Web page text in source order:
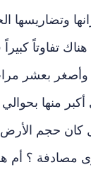
وتضاريسها
تفاوتاً
وأصغر بعشر
كان حجم الأرض
مصادفة ؟